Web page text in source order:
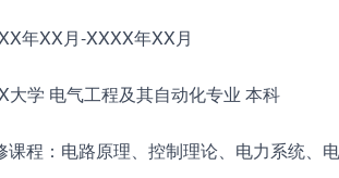
年XX月-XXXX年XX月
大学 电气工程及其自动化专业 本科
课程：电路原理、控制理论、电力系统、